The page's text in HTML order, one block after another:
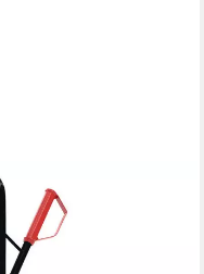
Räder in Schwarz